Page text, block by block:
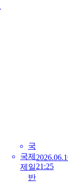
국
제
국
제
일
반
21:25